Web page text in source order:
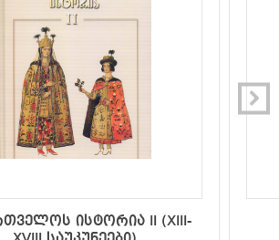
ისტორია II (XIII-